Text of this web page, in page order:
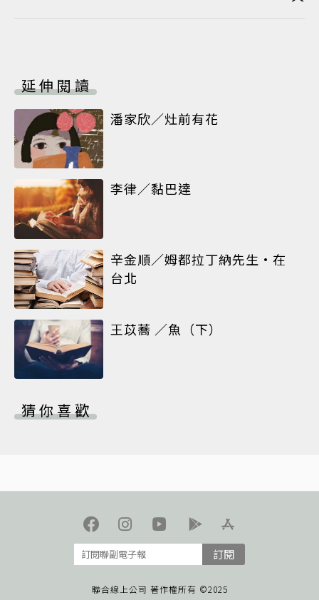
延伸閱讀
潘家欣／灶前有花
李律／黏巴達
辛金順／姆都拉丁納先生•在
台北
王苡蕎 ／魚（下）
猜你喜歡
訂閱
聯合線上公司 著作權所有 ©2025